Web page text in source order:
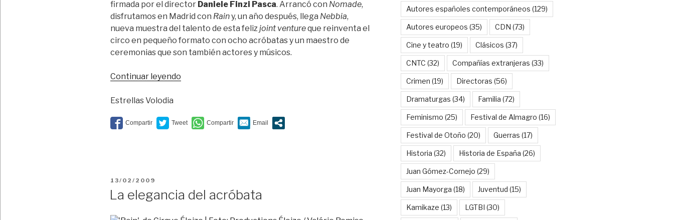
firmada por el director Daniele Finzi Pasca. Arrancó con Nomade,
disfrutamos en Madrid con Rainy, un año después, llega Nebbia,
nueva muestra del talento de esta feliz joint ventureque reinventa el
circo en pequeño formato con ocho acróbatas y un maestro de
ceremonias que son también actores y músicos.
Continuar leyendo
lluvia”
Estrellas Volodia
PUBLICADO
13/02/2009
La elegancia del acróbata
Autores españoles contemporáneos (129)
Autores europeos (35) CDN (73)
Cine y teatro (19) Clásicos (37)
CNTC (32) Compañías extranjeras (33)
Crimen (19) Directoras (56)
Dramaturgas (34) Familia (72)
Feminismo (25) Festival de Almagro (16)
Festival de Otoño (20) Guerras (17)
Historia (32) Historia de España (26)
Juan Gómez-Cornejo (29)
Juan Mayorga (18) Juventud (15)
Kamikaze (13) LGTBI (30)